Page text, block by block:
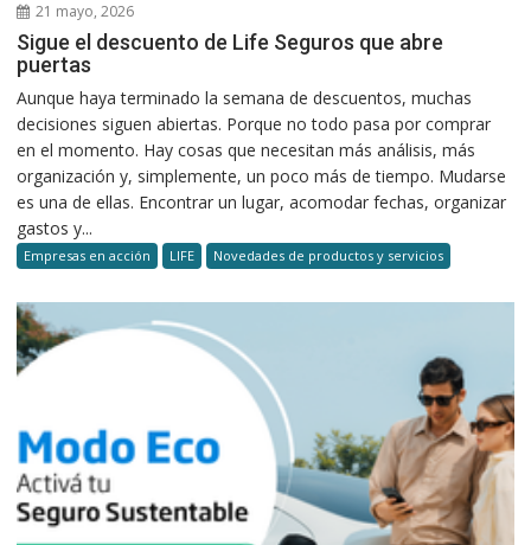
21 mayo, 2026
Sigue el descuento de Life Seguros que abre
puertas
Aunque haya terminado la semana de descuentos, muchas
decisiones siguen abiertas. Porque no todo pasa por comprar
en el momento. Hay cosas que necesitan más análisis, más
organización y, simplemente, un poco más de tiempo. Mudarse
es una de ellas. Encontrar un lugar, acomodar fechas, organizar
gastos y...
Empresas en acción LIFE Novedades de productos y servicios